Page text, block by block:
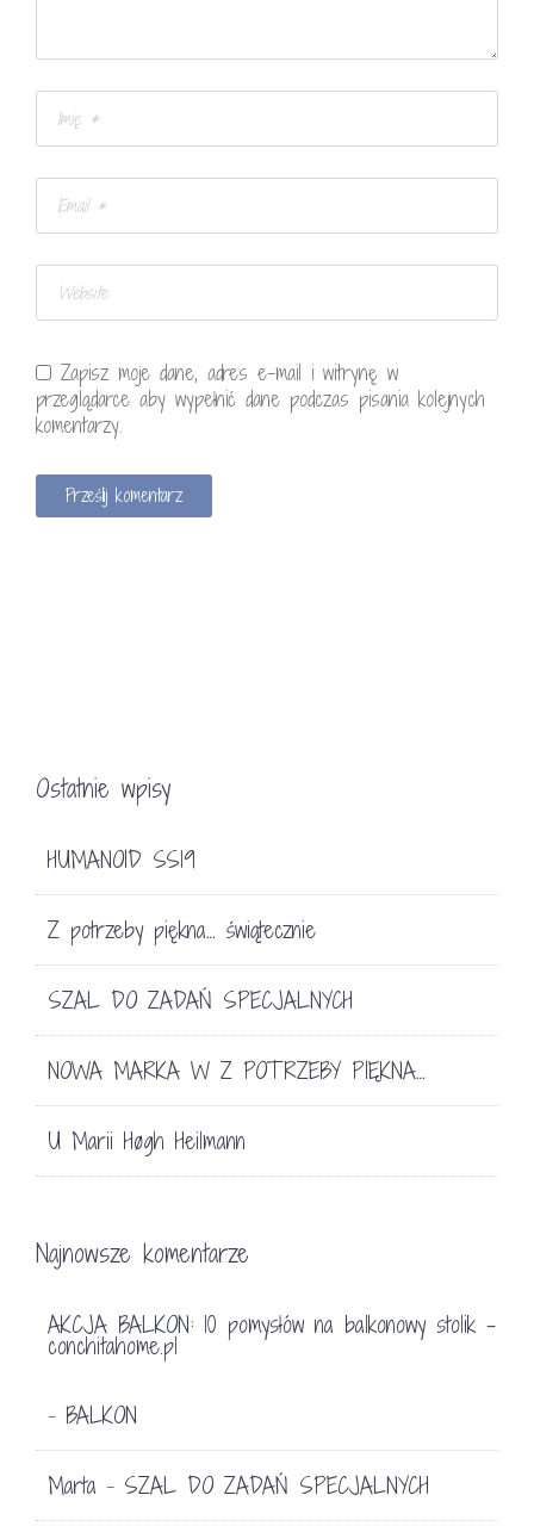
Zapisz moje dane, adres e-mail i witrynę w
przeglądarce aby wypełnić dane podczas pisania kolejnych
komentarzy.
Ostatnie wpisy
HUMANOID SS19
Z potrzeby piękna… świątecznie
SZAL DO ZADAŃ SPECJALNYCH
NOWA MARKA W Z POTRZEBY PIĘKNA…
U Marii Høgh Heilmann
Najnowsze komentarze
AKCJA BALKON: 10 pomysłów na balkonowy stolik -
conchitahome.pl
- BALKON
Marta - SZAL DO ZADAŃ SPECJALNYCH